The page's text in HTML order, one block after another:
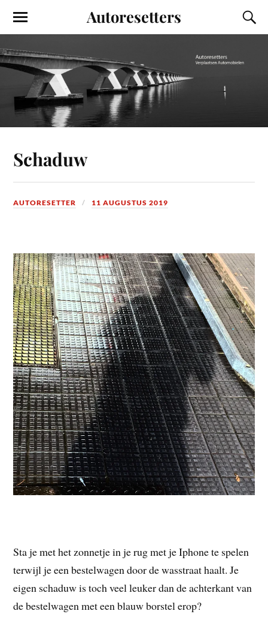
Autoresetters
Schaduw
AUTORESETTER 11 AUGUSTUS 2019
Sta je met het zonnetje in je rug met je Iphone te spelen
terwijl je een bestelwagen door de wasstraat haalt. Je
eigen schaduw is toch veel leuker dan de achterkant van
de bestelwagen met een blauw borstel erop?